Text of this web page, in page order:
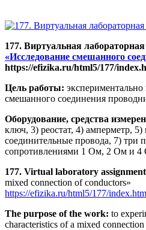
177. Виртуальная
«Исследование смешанного
https://efizika.ru/html5/177/
Цель работы: экспериментально
смешанного соединения
Оборудование, средства
ключ, 3) реостат, 4) амперметр, 5)
соединительные провода, 7) три
сопротивлениями 1 Ом, 2 Ом и 4
177. Virtual laboratory
mixed connection of conductors»
https://efizika.ru/html5/177/
The purpose of the work: to
characteristics of a mixed